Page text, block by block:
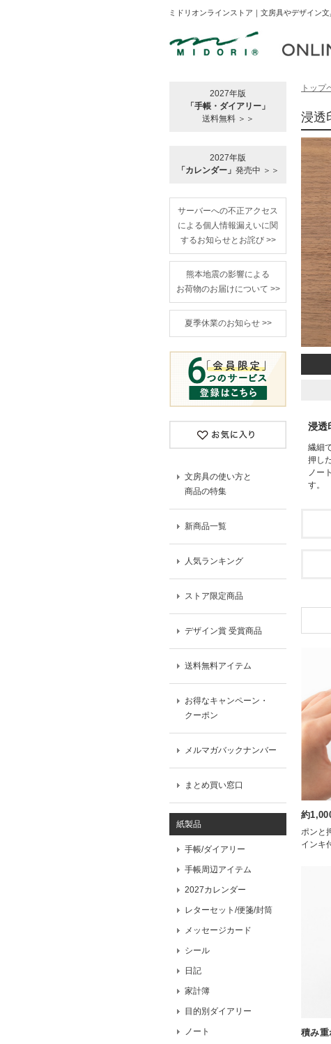
ミドリオンラインストア｜文房具やデザイン
2027年版
「手帳・ダイアリー」
送料無料 ＞＞
2027年版
「カレンダー」 発売中 ＞＞
サーバーへの不正アクセス
による個人情報漏えいに関
するお知らせとお詫び >>
熊本地震の影響による
お荷物のお届けについて >>
夏季休業のお知らせ >>
文房具の使い方と
商品の特集
新商品一覧
人気ランキング
ストア限定商品
デザイン賞 受賞商品
送料無料アイテム
お得なキャンペーン・
クーポン
メルマガバックナンバー
まとめ買い窓口
紙製品
手帳/ダイアリー
手帳周辺アイテム
2027カレンダー
レターセット/便箋/封筒
メッセージカード
シール
日記
家計簿
目的別ダイアリー
ノート
トップ
浸透
浸透
繊細
押し
ノー
す。
約
ポンと
インキ
積み重